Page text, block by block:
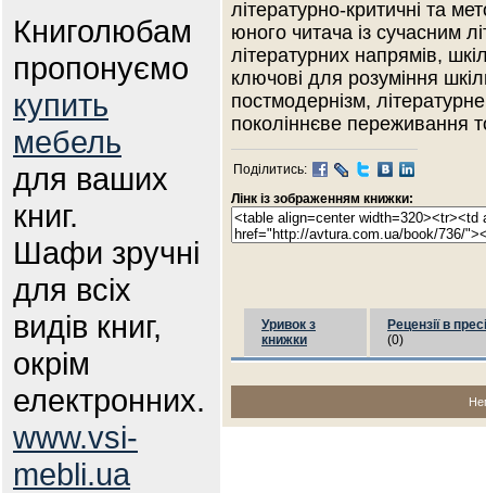
Книголюбам
пропонуємо
купить
мебель
для ваших
книг.
Шафи зручні
для всіх
видів книг,
окрім
електронних.
www.vsi-
mebli.ua
літературно-критичні та
юного читача із сучасним
літературних напрямів,
ключові для розуміння
постмодернізм,
поколіннєве переживання
Поділитись:
Лінк із зображенням книжки:
Уривок з
книжки
Рецензії в пресі
(0)